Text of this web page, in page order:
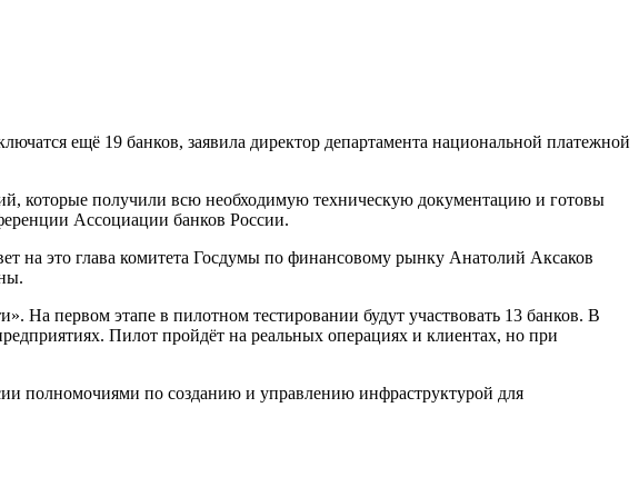
ещё 19 банков, заявила директор департамента национальной платежной
которые получили всю необходимую техническую документацию и готовы
Ассоциации банков России.
на это глава комитета Госдумы по финансовому рынку Анатолий Аксаков
На первом этапе в пилотном тестировании будут участвовать 13 банков. В
Пилот пройдёт на реальных операциях и клиентах, но при
полномочиями по созданию и управлению инфраструктурой для